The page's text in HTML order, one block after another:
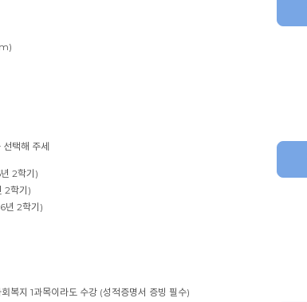
선택해 주세
2학기)
2학기)
년 2학기)
복지 1과목이라도 수강 (성적증명서 증빙 필수)